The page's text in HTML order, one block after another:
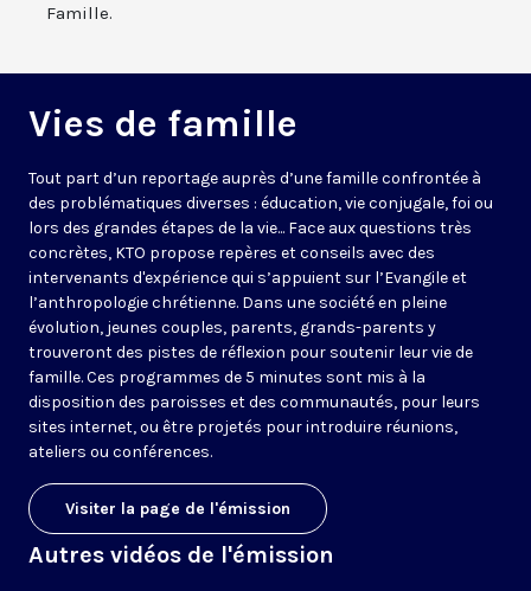
Famille.
Vies de famille
Tout part d’un reportage auprès d’une famille confrontée à
des problématiques diverses : éducation, vie conjugale, foi ou
lors des grandes étapes de la vie... Face aux questions très
concrètes, KTO propose repères et conseils avec des
intervenants d'expérience qui s’appuient sur l’Evangile et
l’anthropologie chrétienne. Dans une société en pleine
évolution, jeunes couples, parents, grands-parents y
trouveront des pistes de réflexion pour soutenir leur vie de
famille. Ces programmes de 5 minutes sont mis à la
disposition des paroisses et des communautés, pour leurs
sites internet, ou être projetés pour introduire réunions,
ateliers ou conférences.
Visiter la page de l'émission
Autres vidéos de l'émission